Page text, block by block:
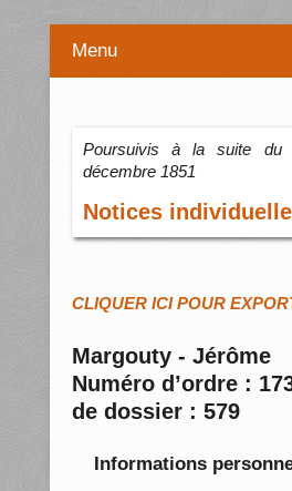
Menu
Poursuivis à la suite du
décembre 1851
Notices
CLIQUER ICI POUR
Margouty - Jérôme
Numéro d’ordre :
de dossier : 579
Informations